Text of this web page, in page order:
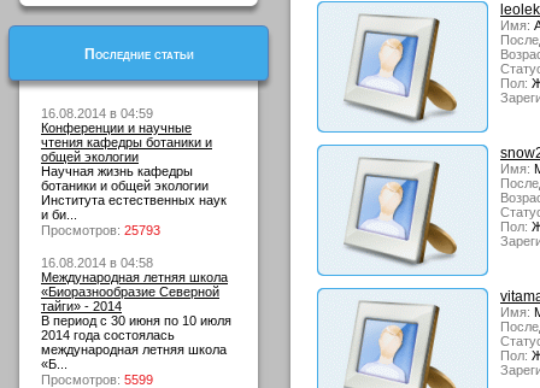
Последние статьи
16.08.2014 в 04:59
Конференции и научные
чтения кафедры ботаники и
общей экологии
Научная жизнь кафедры
ботаники и общей экологии
Института естественных наук
и би...
Просмотров: 25793
16.08.2014 в 04:58
Международная летняя школа
«Биоразнообразие Северной
тайги» - 2014
В период с 30 июня по 10 июля
2014 года состоялась
международная летняя школа
«Б...
Просмотров: 5599
Имя:
Пол:
Имя:
Пол:
Имя:
Пол: